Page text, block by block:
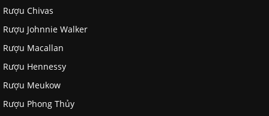
Rượu Chivas
Rượu Johnnie Walker
Rượu Macallan
Rượu Hennessy
Rượu Meukow
Rượu Phong Thủy